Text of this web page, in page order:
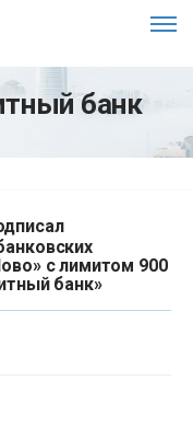
банк
с лимитом 900
банк»